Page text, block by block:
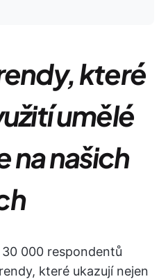
které
umělé
na našich
000 respondentů
které ukazují nejen